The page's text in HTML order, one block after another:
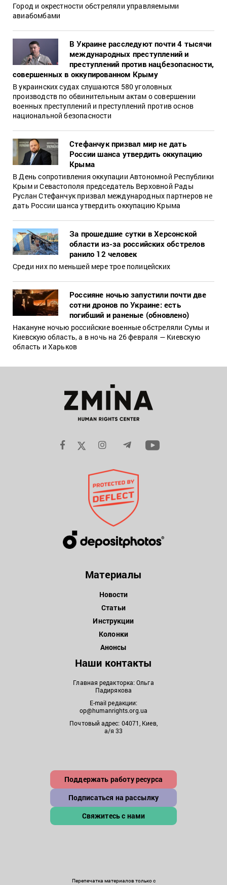
Город и окрестности обстреляли управляемыми
авиабомбами
В Украине расследуют почти 4 тысячи
международных преступлений и
преступлений против нацбезопасности,
совершенных в оккупированном Крыму
В украинских судах слушаются 580 уголовных
производств по обвинительным актам о совершении
военных преступлений и преступлений против основ
национальной безопасности
Стефанчук призвал мир не дать
России шанса утвердить оккупацию
Крыма
В День сопротивления оккупации Автономной Республики
Крым и Севастополя председатель Верховной Рады
Руслан Стефанчук призвал международных партнеров не
дать России шанса утвердить оккупацию Крыма
За прошедшие сутки в Херсонской
области из-за российских обстрелов
ранило 12 человек
Среди них по меньшей мере трое полицейских
Россияне ночью запустили почти две
сотни дронов по Украине: есть
погибший и раненые (обновлено)
Накануне ночью российские военные обстреляли Сумы и
Киевскую область, а в ночь на 26 февраля — Киевскую
область и Харьков
Материалы
Новости
Статьи
Инструкции
Колонки
Анонсы
Наши контакты
Главная редакторка: Ольга
Падирякова
E-mail редакции:
op@humanrights.org.ua
Почтовый адрес: 04071, Киев,
а/я 33
Поддержать работу ресурса
Подписаться на рассылку
Свяжитесь с нами
Перепечатка материалов только с